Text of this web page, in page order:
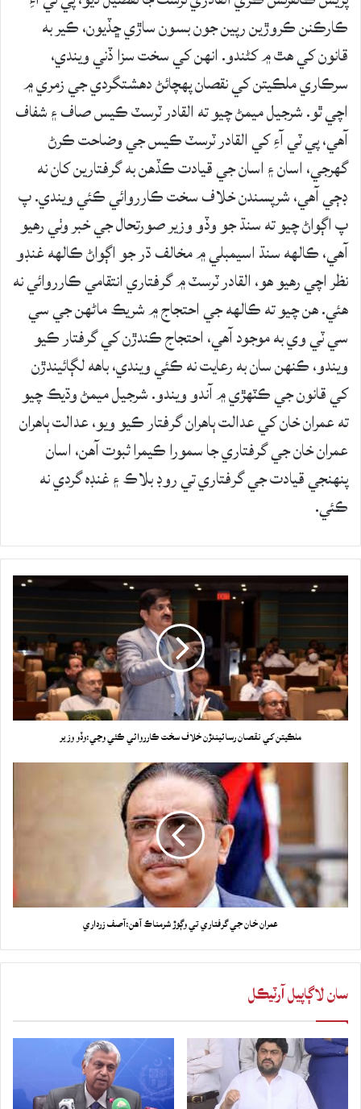
ڪارڪنن ڪروڙين رپين جون بسون ساڙي ڇڏيون، ڪير به
قانون کي هٿ ۾ کڻندو. انهن کي سخت سزا ڏني ويندي،
سرڪاري ملڪيتن کي نقصان پهچائڻ دهشتگردي جي زمري ۾
اچي ٿو. شرجيل ميمڻ چيو ته القادر ٽرسٽ ڪيس صاف ۽ شفاف
آهي، پي ٽي آءِ کي القادر ٽرسٽ ڪيس جي وضاحت ڪرڻ
گهرجي، اسان ۽ اسان جي قيادت ڪڏهن به گرفتارين کان نه
ڊڄي آهي، شرپسندن خلاف سخت ڪارروائي ڪئي ويندي. پ
پ اڳواڻ چيو ته سنڌ جو وڏو وزير صورتحال جي خبر وٺي رهيو
آهي، ڪالهه سنڌ اسيمبلي ۾ مخالف ڌر جو اڳواڻ ڪالهه غنڊو
نظر اچي رهيو هو، القادر ٽرسٽ ۾ گرفتاري انتقامي ڪارروائي نه
هئي. هن چيو ته ڪالهه جي احتجاج ۾ شريڪ ماڻهن جي سي
سي ٽي وي به موجود آهي، احتجاج ڪندڙن کي گرفتار ڪيو
ويندو، ڪنهن سان به رعايت نه ڪئي ويندي، باهه لڳائيندڙن
کي قانون جي ڪٽهڙي ۾ آندو ويندو. شرجيل ميمڻ وڌيڪ چيو
ته عمران خان کي عدالت ٻاهران گرفتار ڪيو ويو، عدالت ٻاهران
عمران خان جي گرفتاري جا سمورا ڪيمرا ثبوت آهن، اسان
پنهنجي قيادت جي گرفتاري تي روڊ بلاڪ ۽ غنڊه گردي نه
ڪئي.
ملڪيتن کي نقصان رسائيندڙن خلاف سخت ڪارروائي ڪئي وڃي:وڏو وزير
عمران خان جي گرفتاري تي وڳوڙ شرمناڪ آهن:آصف زرداري
سان لاڳاپيل آرٽيڪل